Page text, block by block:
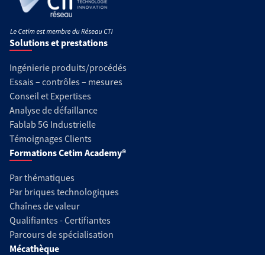
Solutions et prestations
Ingénierie produits/procédés
Essais – contrôles – mesures
Conseil et Expertises
Analyse de défaillance
Fablab 5G Industrielle
Témoignages Clients
Formations Cetim Academy®
Par thématiques
Par briques technologiques
Chaînes de valeur
Qualifiantes - Certifiantes
Parcours de spécialisation
Mécathèque